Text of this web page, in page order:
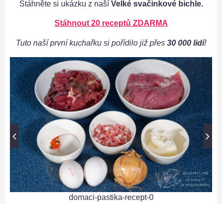
Stáhněte si ukázku z naší Velké svačinkové bichle.
Stáhnout 20 receptů ZDARMA
Tuto naší první kuchařku si pořídilo již přes 30 000 lidí!
domaci-pastika-recept-0